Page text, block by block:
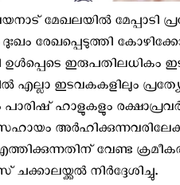
മേഖലയിൽ മേപ്പാടി
ദുഃഖം രേഖപ്പെടുത്തി
ഉള്‍പ്പെടെ ഇരുപതിലധികം
എല്ലാ ഇടവകകളിലും
പാരിഷ് ഹാളുകളും
വേണ്ട
നിര്‍ദ്ദേശിച്ചു.